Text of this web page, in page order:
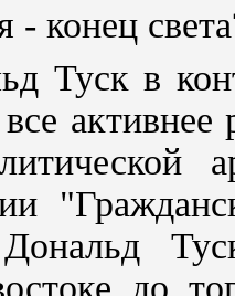
- конец
Туск в